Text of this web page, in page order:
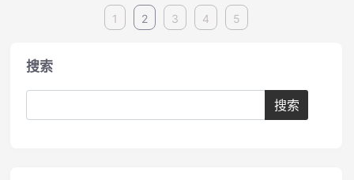
1 2 3 4 5
搜索